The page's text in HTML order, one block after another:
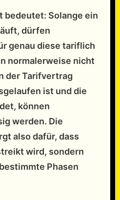
bedeutet: Solange ein
dürfen
genau diese tariflich
normalerweise nicht
der Tarifvertrag
ist und die
können
werden. Die
also dafür, dass
wird, sondern
Phasen